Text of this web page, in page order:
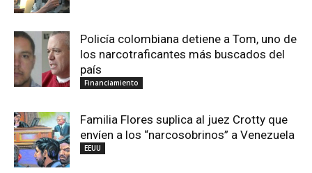
Policía colombiana detiene a Tom, uno de
los narcotraficantes más buscados del
país
Financiamiento
Familia Flores suplica al juez Crotty que
envíen a los “narcosobrinos” a Venezuela
EEUU